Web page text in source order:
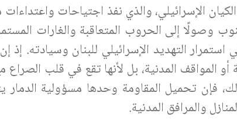
الإسرائيلي، والذي نفذ اجتياحات واعتداءات
وصولًا إلى الحروب المتعاقبة والغارات
التهديد الإسرائيلي للبنان وسيادته. إذ
المواقف المدنية، بل لأنها تقع في قلب الصراع
فإن تحميل المقاومة وحدها مسؤولية الدمار
والمرافق المدنية.